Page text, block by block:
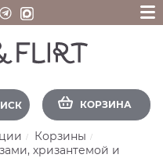
КОРЗИНА
Корзины
хризантемой и